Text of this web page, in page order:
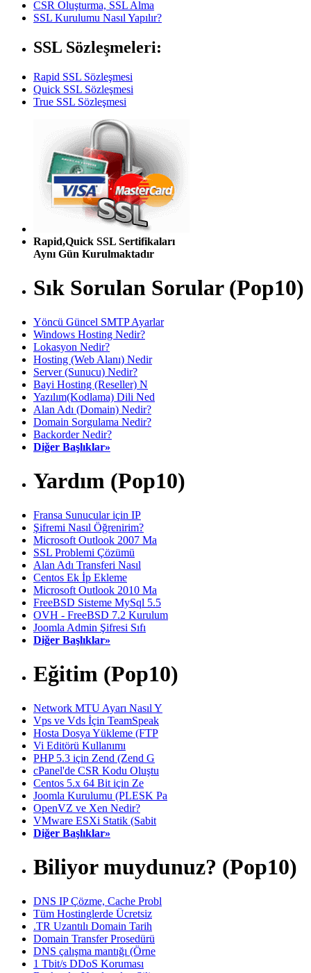
CSR Oluşturma, SSL Alma
SSL Kurulumu Nasıl Yapılır?
SSL Sözleşmeleri:
Rapid SSL Sözleşmesi
Quick SSL Sözleşmesi
True SSL Sözleşmesi
Rapid,Quick SSL Sertifikaları
Aynı Gün Kurulmaktadır
Sık Sorulan Sorular (Pop10)
Yöncü Güncel SMTP Ayarlar
Windows Hosting Nedir?
Lokasyon Nedir?
Hosting (Web Alanı) Nedir
Server (Sunucu) Nedir?
Bayi Hosting (Reseller) N
Yazılım(Kodlama) Dili Ned
Alan Adı (Domain) Nedir?
Domain Sorgulama Nedir?
Backorder Nedir?
Diğer Başlıklar»
Yardım (Pop10)
Fransa Sunucular için IP
Şifremi Nasıl Öğrenirim?
Microsoft Outlook 2007 Ma
SSL Problemi Çözümü
Alan Adı Transferi Nasıl
Centos Ek İp Ekleme
Microsoft Outlook 2010 Ma
FreeBSD Sisteme MySql 5.5
OVH - FreeBSD 7.2 Kurulum
Joomla Admin Şifresi Sıfı
Diğer Başlıklar»
Eğitim (Pop10)
Network MTU Ayarı Nasıl Y
Vps ve Vds İçin TeamSpeak
Hosta Dosya Yükleme (FTP
Vi Editörü Kullanımı
PHP 5.3 için Zend (Zend G
cPanel'de CSR Kodu Oluştu
Centos 5.x 64 Bit için Ze
Joomla Kurulumu (PLESK Pa
OpenVZ ve Xen Nedir?
VMware ESXi Statik (Sabit
Diğer Başlıklar»
Biliyor muydunuz? (Pop10)
DNS IP Çözme, Cache Probl
Tüm Hostinglerde Ücretsiz
.TR Uzantılı Domain Tarih
Domain Transfer Prosedürü
DNS çalışma mantığı (Örne
1 Tbit/s DDoS Koruması